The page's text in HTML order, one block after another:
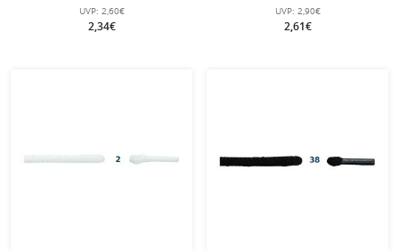
UVP: 2,60€
2,34€
UVP: 2,90€
2,61€